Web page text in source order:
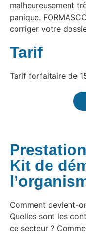
malheureusement
panique.
corriger votre
Tarif
Tarif forfaitaire de
Prestation
Kit de
Comment devient-
Quelles sont les
ce secteur ?